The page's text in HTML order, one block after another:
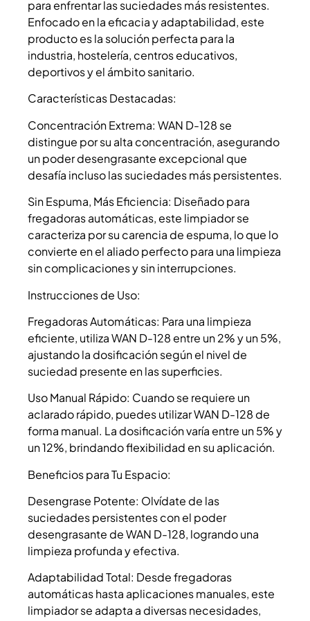
para enfrentar las suciedades más resistentes.
Enfocado en la eficacia y adaptabilidad, este
producto es la solución perfecta para la
industria, hostelería, centros educativos,
deportivos y el ámbito sanitario.
Características Destacadas:
Concentración Extrema: WAN D-128 se
distingue por su alta concentración, asegurando
un poder desengrasante excepcional que
desafía incluso las suciedades más persistentes.
Sin Espuma, Más Eficiencia: Diseñado para
fregadoras automáticas, este limpiador se
caracteriza por su carencia de espuma, lo que lo
convierte en el aliado perfecto para una limpieza
sin complicaciones y sin interrupciones.
Instrucciones de Uso:
Fregadoras Automáticas: Para una limpieza
eficiente, utiliza WAN D-128 entre un 2% y un 5%,
ajustando la dosificación según el nivel de
suciedad presente en las superficies.
Uso Manual Rápido: Cuando se requiere un
aclarado rápido, puedes utilizar WAN D-128 de
forma manual. La dosificación varía entre un 5% y
un 12%, brindando flexibilidad en su aplicación.
Beneficios para Tu Espacio:
Desengrase Potente: Olvídate de las
suciedades persistentes con el poder
desengrasante de WAN D-128, logrando una
limpieza profunda y efectiva.
Adaptabilidad Total: Desde fregadoras
automáticas hasta aplicaciones manuales, este
limpiador se adapta a diversas necesidades,